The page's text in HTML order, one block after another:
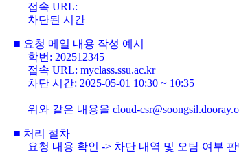
접속 URL:
차단된 시간
■ 요청 메일 내용 작성 예시
학번: 202512345
접속 URL: myclass.ssu.ac.kr
차단 시간: 2025-05-01 10:30 ~ 10:35
위와 같은 내용을 cloud-
■ 처리 절차
요청 내용 확인 -> 차단 내역 및 오탐 여부